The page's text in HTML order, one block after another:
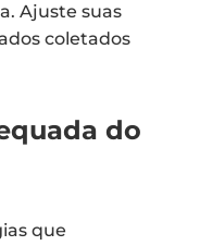
Ajuste suas
coletados
do
que